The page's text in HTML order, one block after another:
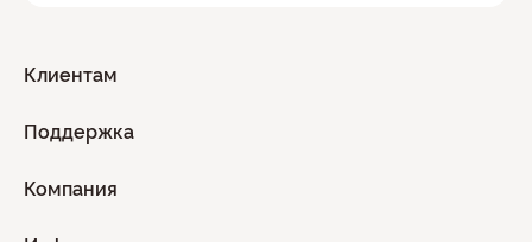
Клиентам
Поддержка
Компания